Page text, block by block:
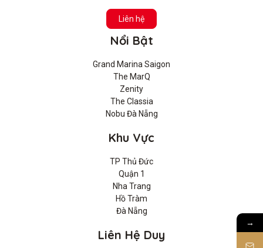
Liên hệ
Nổi Bật
Grand Marina Saigon
The MarQ
Zenity
The Classia
Nobu Đà Nẵng
Khu Vực
TP Thủ Đức
Quận 1
Nha Trang
Hồ Tràm
Đà Nẵng
Liên Hệ Duy
→